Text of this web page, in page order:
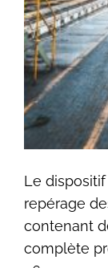
Le
repérage
contenant
complète